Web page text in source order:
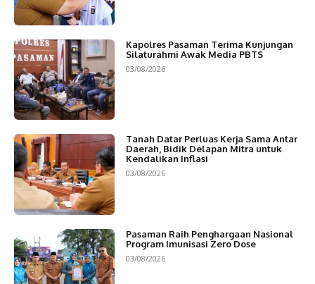
Kapolres Pasaman Terima Kunjungan
Silaturahmi Awak Media PBTS
03/08/2026
Tanah Datar Perluas Kerja Sama Antar
Daerah, Bidik Delapan Mitra untuk
Kendalikan Inflasi
03/08/2026
Pasaman Raih Penghargaan Nasional
Program Imunisasi Zero Dose
03/08/2026